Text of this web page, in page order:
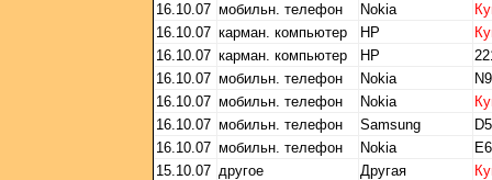
16.10.07 мобильн. телефон Nokia
16.10.07 карман. компьютер HP
16.10.07 карман. компьютер HP
16.10.07 мобильн. телефон Nokia
16.10.07 мобильн. телефон Nokia
16.10.07 мобильн. телефон Samsung
16.10.07 мобильн. телефон Nokia
15.10.07 другое Другая